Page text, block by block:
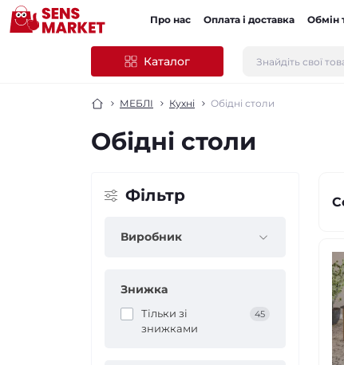
Про нас Оплата і доставка Обмін
Каталог
МЕБЛІ Кухні Обідні столи
Обідні столи
Фільтр
Виробник
Знижка
Тільки зі
знижками
45